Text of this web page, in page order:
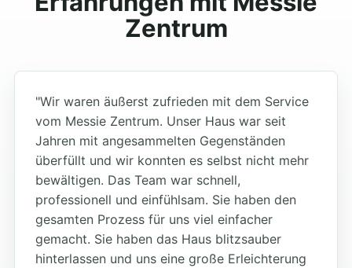
Zentrum
"Wir waren äußerst zufrieden mit dem Service
vom Messie Zentrum. Unser Haus war seit
Jahren mit angesammelten Gegenständen
überfüllt und wir konnten es selbst nicht mehr
bewältigen. Das Team war schnell,
professionell und einfühlsam. Sie haben den
gesamten Prozess für uns viel einfacher
gemacht. Sie haben das Haus blitzsauber
hinterlassen und uns eine große Erleichterung